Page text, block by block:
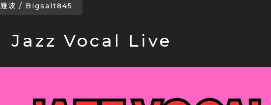
Jazz Vocal Live
難波 / Bigsalt845